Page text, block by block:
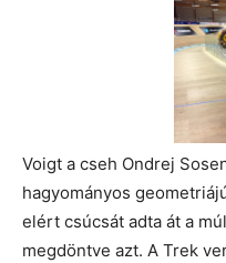
Voigt a cseh Ondrej
hagyományos
elért csúcsát adta át a
megdöntve azt. A Trek